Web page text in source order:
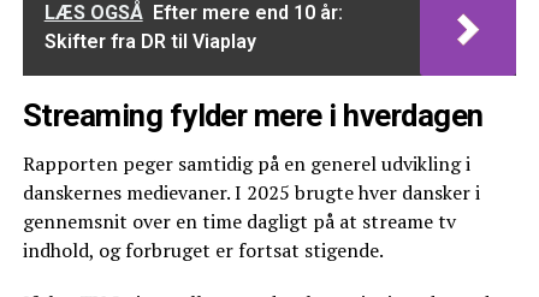
LÆS OGSÅ Efter mere end 10 år:
Skifter fra DR til Viaplay
Streaming fylder mere i hverdagen
Rapporten peger samtidig på en generel udvikling i
danskernes medievaner. I 2025 brugte hver dansker i
gennemsnit over en time dagligt på at streame tv
indhold, og forbruget er fortsat stigende.